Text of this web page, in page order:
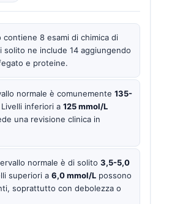
contiene 8 esami di chimica di
solito ne include 14 aggiungendo
e proteine.
normale è comunemente 135-
Livelli inferiori a 125 mmol/L
una revisione clinica in
normale è di solito 3,5-5,0
superiori a 6,0 mmol/L possono
soprattutto con debolezza o